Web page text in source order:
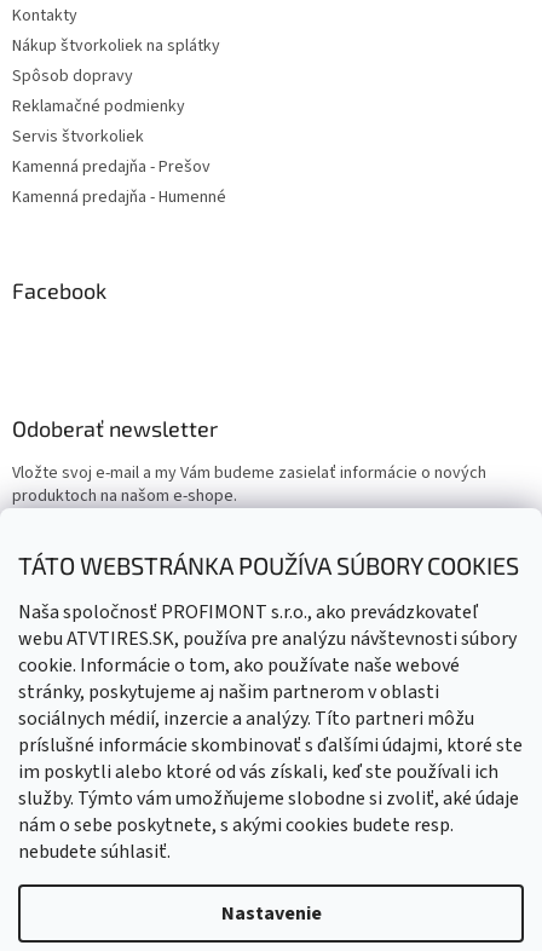
TÁTO WEBSTRÁNKA POUŽÍVA SÚBORY COOKIES
Naša spoločnosť PROFIMONT s.r.o., ako prevádzkovateľ
webu ATVTIRES.SK, používa pre analýzu návštevnosti súbory
cookie. Informácie o tom, ako používate naše webové
stránky, poskytujeme aj našim partnerom v oblasti
sociálnych médií, inzercie a analýzy. Títo partneri môžu
príslušné informácie skombinovať s ďalšími údajmi, ktoré ste
im poskytli alebo ktoré od vás získali, keď ste používali ich
služby. Týmto vám umožňujeme slobodne si zvoliť, aké údaje
nám o sebe poskytnete, s akými cookies budete resp.
nebudete súhlasiť.
Nastavenie
Kontakty
Nákup štvorkoliek na splátky
Spôsob dopravy
Reklamačné podmienky
Servis štvorkoliek
Kamenná predajňa - Prešov
Kamenná predajňa - Humenné
Facebook
Odoberať newsletter
Vložte svoj e-mail a my Vám budeme zasielať informácie o nových
produktoch na našom e-shope.
Email
Vložením e-mailu súhlasíte spodmienkami ochrany osobných
údajov
PRIHLÁSIŤ SA